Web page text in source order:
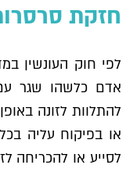
חזקת
לפי חוק העונשין
אדם כלשהו שגר עם
להתלוות לזונה
או בפיקוח עליה
לסייע או להכריחה